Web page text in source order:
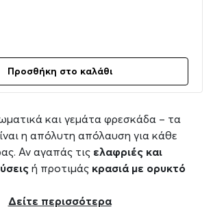
Προσθήκη στο καλάθι
και γεμάτα φρεσκάδα – τα
η απόλυτη απόλαυση για κάθε
Αν αγαπάς τις ελαφριές και
ή προτιμάς κρασιά με ορυκτό
, εδώ θα βρεις αυτό που
Δείτε περισσότερα